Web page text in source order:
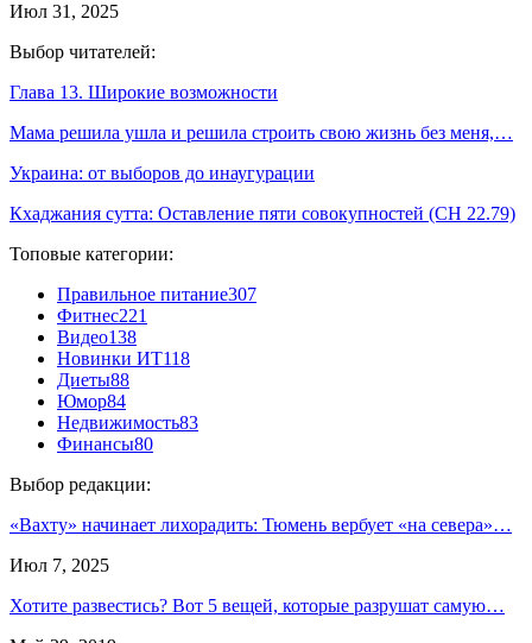
Июл 31, 2025
Выбор читателей:
Глава 13. Широкие возможности
Мама решила ушла и решила строить свою жизнь без меня,…
Украина: от выборов до инаугурации
Кхаджания сутта: Оставление пяти совокупностей (СН 22.79)
Топовые категории:
Правильное питание307
Фитнес221
Видео138
Новинки ИТ118
Диеты88
Юмор84
Недвижимость83
Финансы80
Выбор редакции:
«Вахту» начинает лихорадить: Тюмень вербует «на севера»…
Июл 7, 2025
Хотите развестись? Вот 5 вещей, которые разрушат самую…